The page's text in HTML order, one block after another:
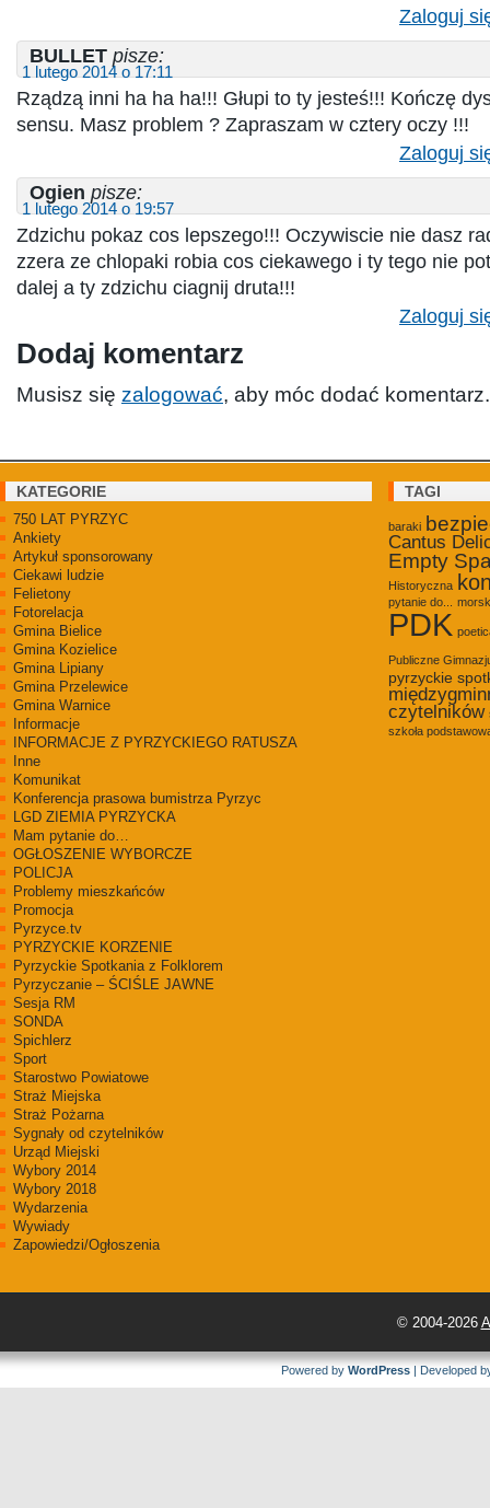
Zaloguj
BULLET pisze:
1 lutego 2014 o 17:11
Rządzą inni ha ha ha!!! Głupi to ty jesteś!!! Kończę
sensu. Masz problem ? Zapraszam w cztery oczy !!!
Zaloguj
Ogien pisze:
1 lutego 2014 o 19:57
Zdzichu pokaz cos lepszego!!! Oczywiscie nie dasz
zzera ze chlopaki robia cos ciekawego i ty tego nie
dalej a ty zdzichu ciagnij druta!!!
Zaloguj
Dodaj komentarz
Musisz się zalogować, aby móc dodać komentarz.
KATEGORIE
750 LAT PYRZYC
Ankiety
Artykuł sponsorowany
Ciekawi ludzie
Felietony
Fotorelacja
Gmina Bielice
Gmina Kozielice
Gmina Lipiany
Gmina Przelewice
Gmina Warnice
Informacje
INFORMACJE Z PYRZYCKIEGO RATUSZA
Inne
Komunikat
Konferencja prasowa bumistrza Pyrzyc
LGD ZIEMIA PYRZYCKA
Mam pytanie do…
OGŁOSZENIE WYBORCZE
POLICJA
Problemy mieszkańców
Promocja
Pyrzyce.tv
PYRZYCKIE KORZENIE
Pyrzyckie Spotkania z Folklorem
Pyrzyczanie – ŚCIŚLE JAWNE
Sesja RM
SONDA
Spichlerz
Sport
Starostwo Powiatowe
Straż Miejska
Straż Pożarna
Sygnały od czytelników
Urząd Miejski
Wybory 2014
Wybory 2018
Wydarzenia
Wywiady
Zapowiedzi/Ogłoszenia
TAGI
baraki
Cantus
Empty
Historyczna
pytanie do...
PDK
Publiczne
pyrzyckie
czytelników
szkoła
© 2004-2026
Powered by WordPress | Developed